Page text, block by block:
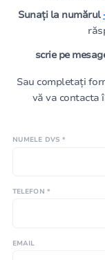
Sunați la numărul
scrie pe
Sau completați
vă va contacta
NUMELE DVS *
TELEFON *
EMAIL